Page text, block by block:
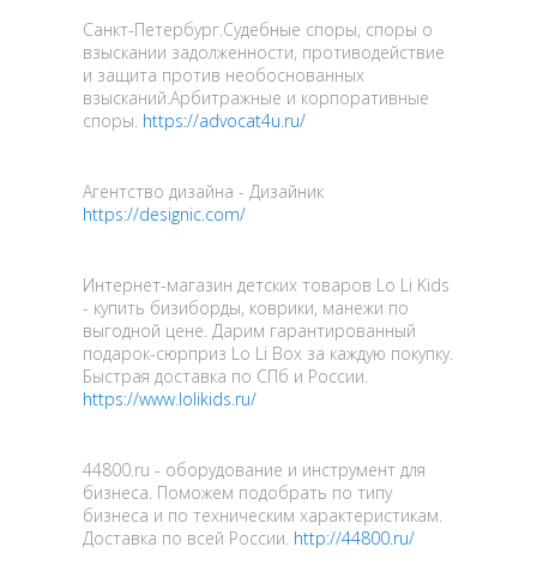
Санкт-Петербург.Судебные споры, споры о
взыскании задолженности, противодействие
и защита против необоснованных
взысканий.Арбитражные и корпоративные
споры. https://advocat4u.ru/
Агентство дизайна - Дизайник
https://designic.com/
Интернет-магазин детских товаров Lo Li Kids
- купить бизиборды, коврики, манежи по
выгодной цене. Дарим гарантированный
подарок-сюрприз Lo Li Box за каждую покупку.
Быстрая доставка по СПб и России.
https://www.lolikids.ru/
44800.ru - оборудование и инструмент для
бизнеса. Поможем подобрать по типу
бизнеса и по техническим характеристикам.
Доставка по всей России. http://44800.ru/